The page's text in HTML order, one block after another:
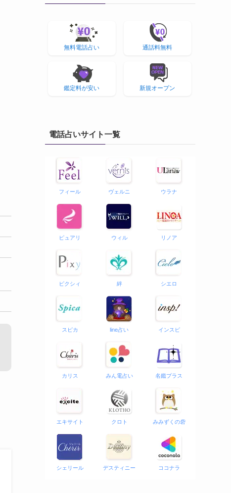
無料電話占い 通話料無料
鑑定料が安い 新規オープン
電話占いサイト一覧
フィール ヴェルニ ウラナ
ピュアリ ウィル リノア
ピクシィ 絆 シエロ
スピカ line占い インスピ
カリス みん電占い 名鑑プラス
エキサイト クロト みみずくの砦
シェリール デスティニー ココナラ